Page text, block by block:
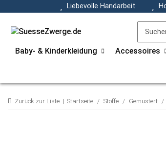
Liebevolle Handarbeit
Baby- & Kinderkleidung Accessoires
Zurück zur Liste Startseite Stoffe Gemustert